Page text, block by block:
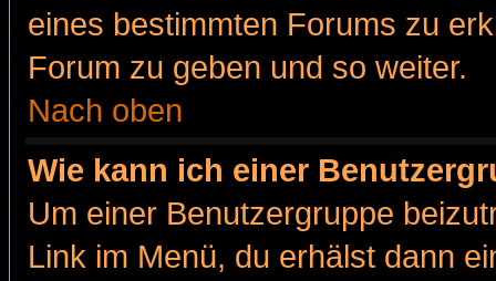
eines bestimmten Forums zu
Forum zu geben und so weiter.
Nach oben
Wie kann ich einer
Um einer Benutzergruppe
Link im Menü, du erhälst dann